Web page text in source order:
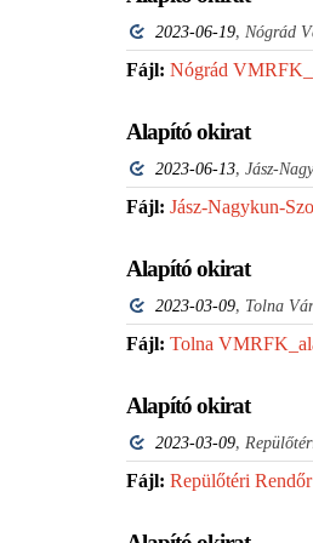
2023-06-19, Nógrád
Fájl: Nógrád
Alapító okirat
2023-06-13, Jász-
Fájl: Jász-Nagykun-
Alapító okirat
2023-03-09, Tolna
Fájl: Tolna
Alapító okirat
2023-03-09,
Fájl: Repülőtéri